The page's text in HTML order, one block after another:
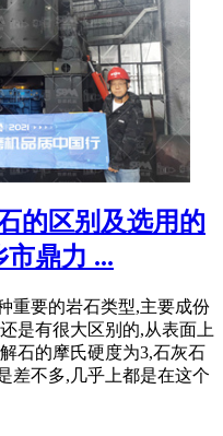
的区别及选用的
鼎力 ...
重要的岩石类型,主要成份
是有很大区别的,从表面上
石的摩氏硬度为3,石灰石
差不多,几乎上都是在这个